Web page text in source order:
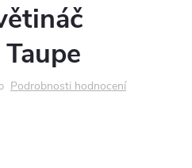
Podrobnosti hodnocení